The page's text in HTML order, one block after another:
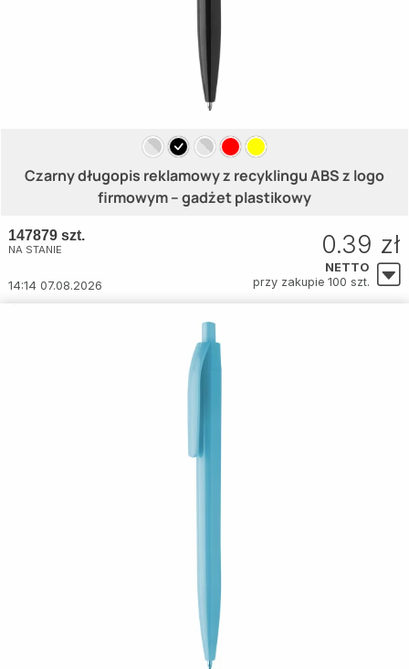
Czarny długopis reklamowy z recyklingu ABS z logo
firmowym – gadżet plastikowy
147879 szt.
NA STANIE
14:14 07.08.2026
0.39 zł
NETTO
przy zakupie 100 szt.